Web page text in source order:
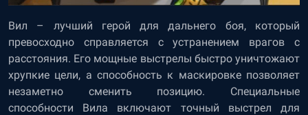
Вил – лучший герой для дальнего боя, который
превосходно справляется с устранением врагов с
расстояния. Его мощные выстрелы быстро уничтожают
хрупкие цели, а способность к маскировке позволяет
незаметно сменить позицию. Специальные
способности Вила включают точный выстрел для